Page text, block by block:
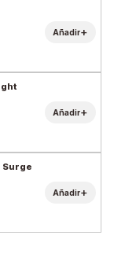
Añadir+
Añadir+
Surge
Añadir+